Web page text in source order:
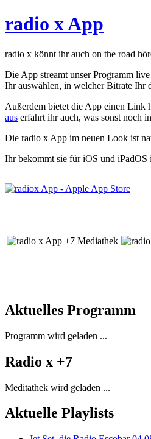
radio x App
radio x könnt ihr auch on the road
Die App streamt unser Programm
Ihr auswählen, in welcher Bitrate Ihr
Außerdem bietet die App einen Link
aus erfahrt ihr auch, was sonst noch
Die radio x App im neuen Look ist
Ihr bekommt sie für iOS und iPadOS
Aktuelles Programm
Programm wird geladen ...
Radio x +7
Meditathek wird geladen ...
Aktuelle Playlists